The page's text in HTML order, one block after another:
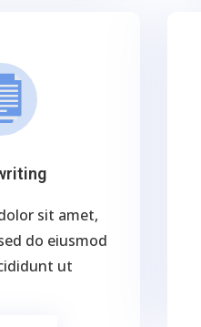
sit amet,
do eiusmod
ut